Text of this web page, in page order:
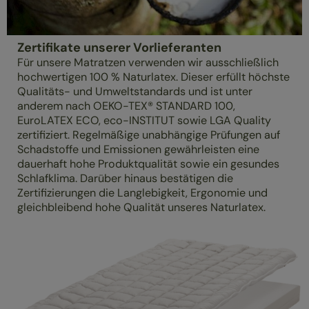
Zertifikate unserer Vorlieferanten
Für unsere Matratzen verwenden wir ausschließlich
hochwertigen 100 % Naturlatex. Dieser erfüllt höchste
Qualitäts- und Umweltstandards und ist unter
anderem nach OEKO-TEX® STANDARD 100,
EuroLATEX ECO, eco-INSTITUT sowie LGA Quality
zertifiziert. Regelmäßige unabhängige Prüfungen auf
Schadstoffe und Emissionen gewährleisten eine
dauerhaft hohe Produktqualität sowie ein gesundes
Schlafklima. Darüber hinaus bestätigen die
Zertifizierungen die Langlebigkeit, Ergonomie und
gleichbleibend hohe Qualität unseres Naturlatex.